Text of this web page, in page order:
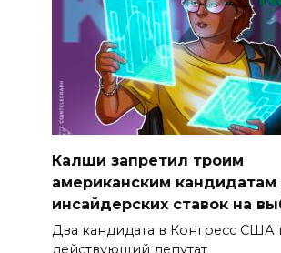
Калши запретил троим
американским кандидатам
инсайдерских ставок на
Два кандидата в Конгресс США
действующий депутат